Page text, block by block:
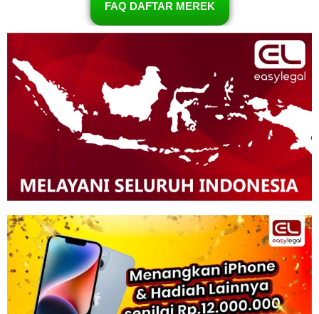
FAQ DAFTAR MEREK